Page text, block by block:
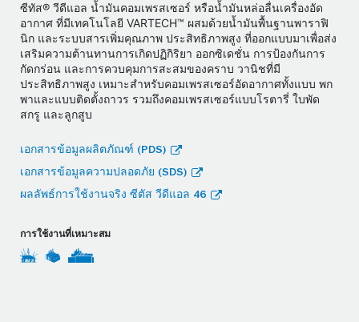
ซีทัส® วีดีแอล น้ำมันคอมเพรสเซอร์ หรือน้ำมันหล่อลื่นเครื่องอัด
อากาศ ที่มีเทคโนโลยี VARTECH™ ผสมด้วยน้ำมันพื้นฐานพาราฟิ
นิก และระบบสารเพิ่มคุณภาพ ประสิทธิภาพสูง ที่ออกแบบมาเพื่อส่ง
เสริมความต้านทานการเกิดปฏิกิริยา ออกซิเดชั่น การป้องกันการ
กัดกร่อน และการควบคุมการสะสมของคราบ วานิชที่มี
ประสิทธิภาพสูง เหมาะสำหรับคอมเพรสเซอร์อัดอากาศทั้งแบบ พก
พาและแบบติดตั้งถาวร รวมถึงคอมเพรสเซอร์แบบโรตารี่ ใบพัด
สกรู และลูกสูบ
เอกสารข้อมูลผลิตภัณฑ์ (PDS)
เอกสารข้อมูลความปลอดภัย (SDS)
ผลลัพธ์การใช้งานจริง ซีตัส วีดีแอล 46
การใช้งานที่เหมาะสม